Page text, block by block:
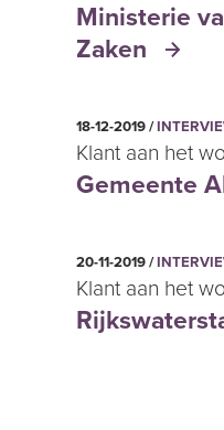
Ministerie
Zaken
18-12-2019 /
Klant aan het
Gemeente
20-11-2019 /
Klant aan het